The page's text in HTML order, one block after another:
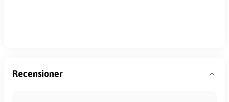
Recensioner